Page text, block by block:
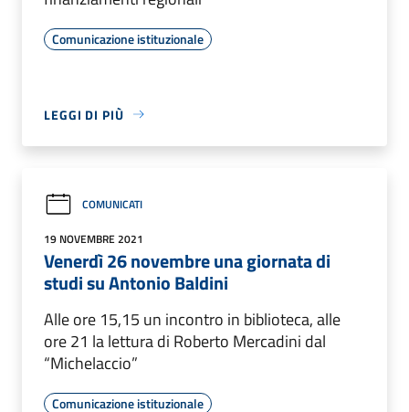
Comunicazione istituzionale
LEGGI DI PIÙ
COMUNICATI
19 NOVEMBRE 2021
Venerdì 26 novembre una giornata di
studi su Antonio Baldini
Alle ore 15,15 un incontro in biblioteca, alle
ore 21 la lettura di Roberto Mercadini dal
“Michelaccio”
Comunicazione istituzionale